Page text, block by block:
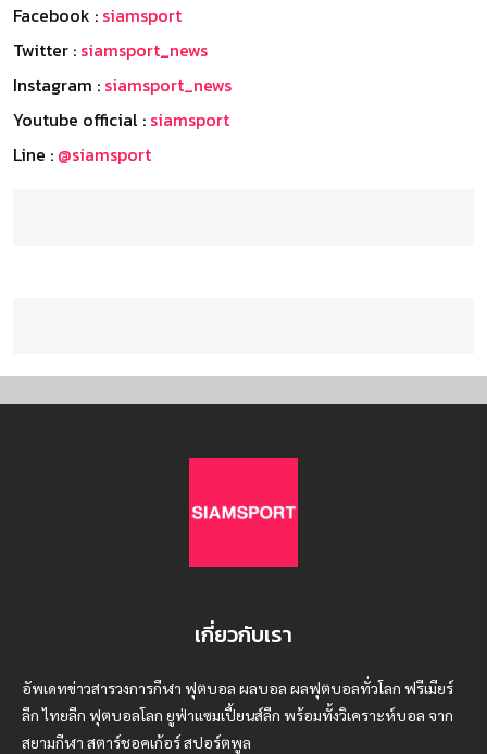
Facebook : siamsport
Twitter : siamsport_news
Instagram : siamsport_news
Youtube official : siamsport
Line : @siamsport
เกี่ยวกับเรา
อัพเดทข่าวสารวงการกีฬา ฟุตบอล ผลบอล ผลฟุตบอลทั่วโลก ฟรีเมียร์
ลีก ไทยลีก ฟุตบอลโลก ยูฟ่าแซมเปี้ยนส์ลีก พร้อมทั้งวิเคราะห์บอล จาก
สยามกีฬา สตาร์ชอคเก้อร์ สปอร์ตพูล